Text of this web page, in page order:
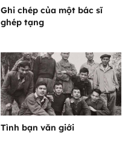
Ghi chép của một bác sĩ
ghép tạng
Tình bạn văn giới